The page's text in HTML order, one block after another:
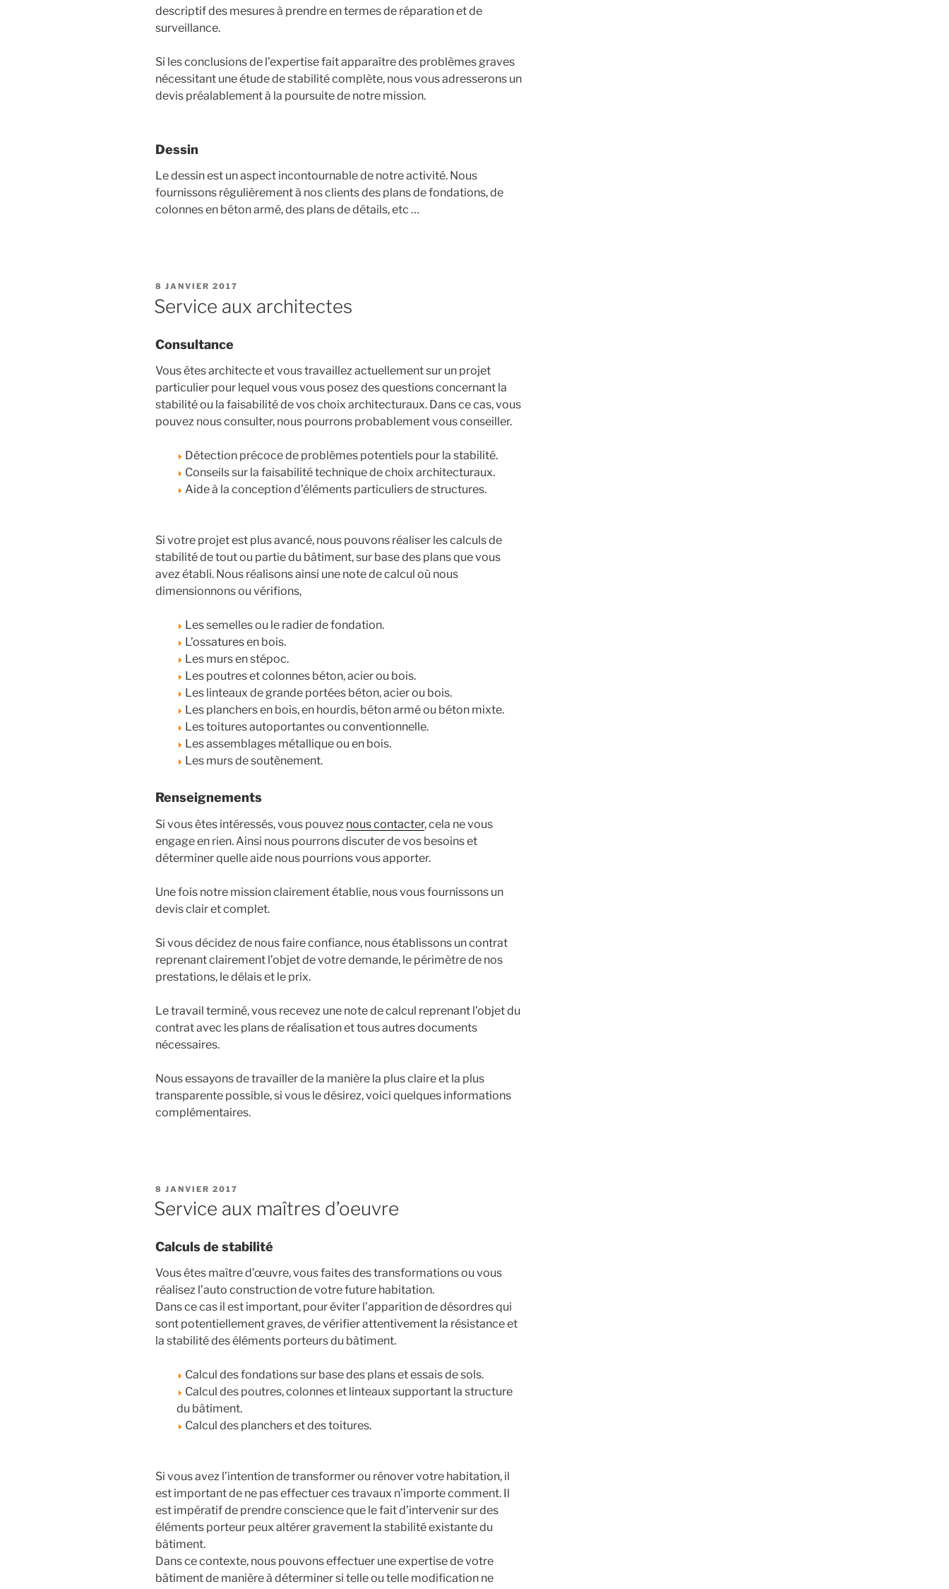
descriptif des mesures à prendre en termes de réparation et de
surveillance.
Si les conclusions de l’expertise fait apparaître des problèmes graves
nécessitant une étude de stabilité complète, nous vous adresserons un
devis préalablement à la poursuite de notre mission.
Dessin
Le dessin est un aspect incontournable de notre activité. Nous
fournissons régulièrement à nos clients des plans de fondations, de
colonnes en béton armé, des plans de détails, etc …
PUBLIÉ
LE
8 JANVIER 2017
Service aux architectes
Consultance
Vous êtes architecte et vous travaillez actuellement sur un projet
particulier pour lequel vous vous posez des questions concernant la
stabilité ou la faisabilité de vos choix architecturaux. Dans ce cas, vous
pouvez nous consulter, nous pourrons probablement vous conseiller.
Détection précoce de problèmes potentiels pour la stabilité.
Conseils sur la faisabilité technique de choix architecturaux.
Aide à la conception d’éléments particuliers de structures.
Si votre projet est plus avancé, nous pouvons réaliser les calculs de
stabilité de tout ou partie du bâtiment, sur base des plans que vous
avez établi. Nous réalisons ainsi une note de calcul où nous
dimensionnons ou vérifions,
Les semelles ou le radier de fondation.
L’ossatures en bois.
Les murs en stépoc.
Les poutres et colonnes béton, acier ou bois.
Les linteaux de grande portées béton, acier ou bois.
Les planchers en bois, en hourdis, béton armé ou béton mixte.
Les toitures autoportantes ou conventionnelle.
Les assemblages métallique ou en bois.
Les murs de soutènement.
Renseignements
Si vous êtes intéressés, vous pouvez nous contacter, cela ne vous
engage en rien. Ainsi nous pourrons discuter de vos besoins et
déterminer quelle aide nous pourrions vous apporter.
Une fois notre mission clairement établie, nous vous fournissons un
devis clair et complet.
Si vous décidez de nous faire confiance, nous établissons un contrat
reprenant clairement l’objet de votre demande, le périmètre de nos
prestations, le délais et le prix.
Le travail terminé, vous recevez une note de calcul reprenant l’objet du
contrat avec les plans de réalisation et tous autres documents
nécessaires.
Nous essayons de travailler de la manière la plus claire et la plus
transparente possible, si vous le désirez, voici quelques informations
complémentaires.
PUBLIÉ
LE
8 JANVIER 2017
Service aux maîtres d’oeuvre
Calculs de stabilité
Vous êtes maître d’œuvre, vous faites des transformations ou vous
réalisez l’auto construction de votre future habitation.
Dans ce cas il est important, pour éviter l’apparition de désordres qui
sont potentiellement graves, de vérifier attentivement la résistance et
la stabilité des éléments porteurs du bâtiment.
Calcul des fondations sur base des plans et essais de sols.
Calcul des poutres, colonnes et linteaux supportant la structure
du bâtiment.
Calcul des planchers et des toitures.
Si vous avez l’intention de transformer ou rénover votre habitation, il
est important de ne pas effectuer ces travaux n’importe comment. Il
est impératif de prendre conscience que le fait d’intervenir sur des
éléments porteur peux altérer gravement la stabilité existante du
bâtiment.
Dans ce contexte, nous pouvons effectuer une expertise de votre
bâtiment de manière à déterminer si telle ou telle modification ne